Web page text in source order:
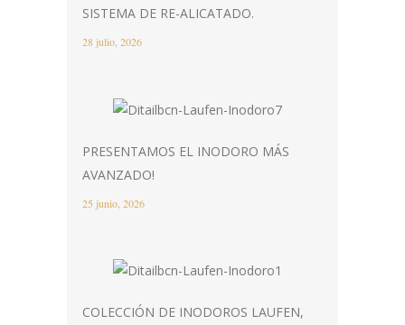
SISTEMA DE RE-ALICATADO.
28 julio, 2026
PRESENTAMOS EL INODORO MÁS
AVANZADO!
25 junio, 2026
COLECCIÓN DE INODOROS LAUFEN,